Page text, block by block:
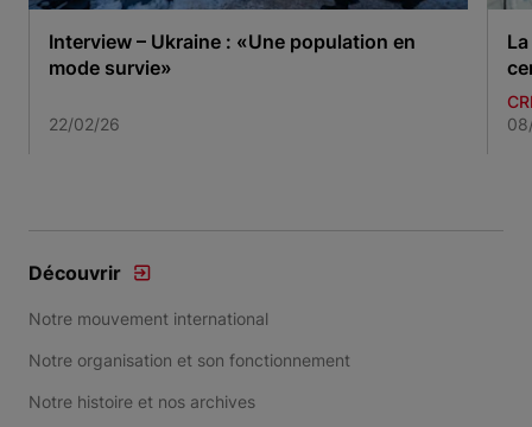
Interview – Ukraine : «Une population en
mode survie»
22/02/26
Découvrir
Notre mouvement international
Notre organisation et son fonctionnement
Notre histoire et nos archives